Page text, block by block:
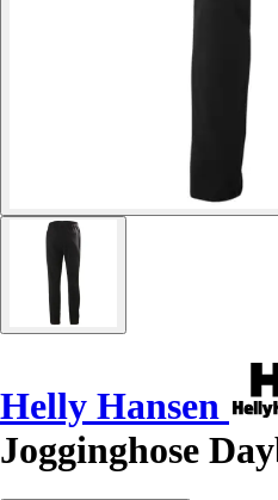
Helly Hansen
Jogginghose